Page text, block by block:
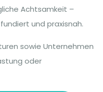
Achtsamkeit –
und praxisnah.
sowie Unternehmen
oder